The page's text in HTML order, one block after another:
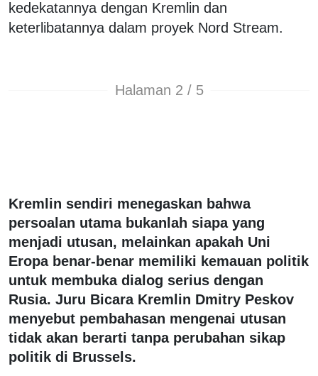
kedekatannya dengan Kremlin dan
keterlibatannya dalam proyek Nord Stream.
Halaman 2 / 5
Kremlin sendiri menegaskan bahwa
persoalan utama bukanlah siapa yang
menjadi utusan, melainkan apakah Uni
Eropa benar-benar memiliki kemauan politik
untuk membuka dialog serius dengan
Rusia. Juru Bicara Kremlin Dmitry Peskov
menyebut pembahasan mengenai utusan
tidak akan berarti tanpa perubahan sikap
politik di Brussels.